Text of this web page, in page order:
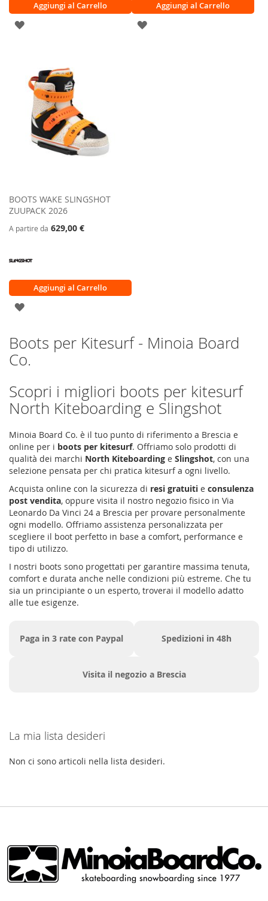
Aggiungi al Carrello
AGGIUNGI
DESIDERI
Aggiungi al Carrello
AGGIUNGI
BOOTS WAKE SLINGSHOT
ZUUPACK 2026
A partire da 629,00 €
Aggiungi al Carrello
AGGIUNGI
LISTA
DESIDERI
Boots per Kitesurf - Minoia Board
Co.
Scopri i migliori boots per kitesurf
North Kiteboarding e Slingshot
Minoia Board Co. è il tuo punto di riferimento a Brescia e
online per i boots per kitesurf. Offriamo solo prodotti di
qualità dei marchi North Kiteboarding e Slingshot, con una
selezione pensata per chi pratica kitesurf a ogni livello.
Acquista online con la sicurezza di resi gratuiti e consulenza
post vendita, oppure visita il nostro negozio fisico in Via
Leonardo Da Vinci 24 a Brescia per provare personalmente
ogni modello. Offriamo assistenza personalizzata per
scegliere il boot perfetto in base a comfort, performance e
tipo di utilizzo.
I nostri boots sono progettati per garantire massima tenuta,
comfort e durata anche nelle condizioni più estreme. Che tu
sia un principiante o un esperto, troverai il modello adatto
alle tue esigenze.
Paga in 3 rate con Paypal Spedizioni in 48h
Visita il negozio a Brescia
La mia lista desideri
Non ci sono articoli nella lista desideri.